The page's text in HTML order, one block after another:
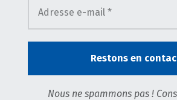
Nous ne spammons pas !